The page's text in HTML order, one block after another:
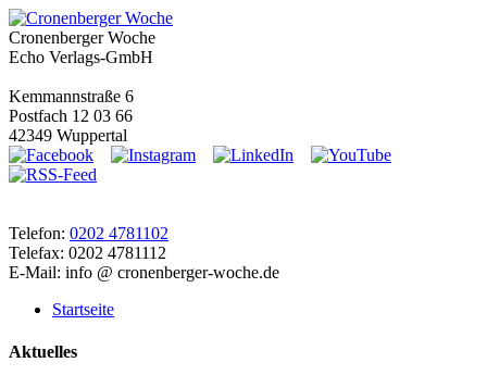
Cronenberger Woche
Echo Verlags-GmbH
Kemmannstraße 6
Postfach 12 03 66
42349 Wuppertal
Telefon: 0202 4781102
Telefax: 0202 4781112
E-Mail: info @ cronenberger-woche.de
Startseite
Aktuelles